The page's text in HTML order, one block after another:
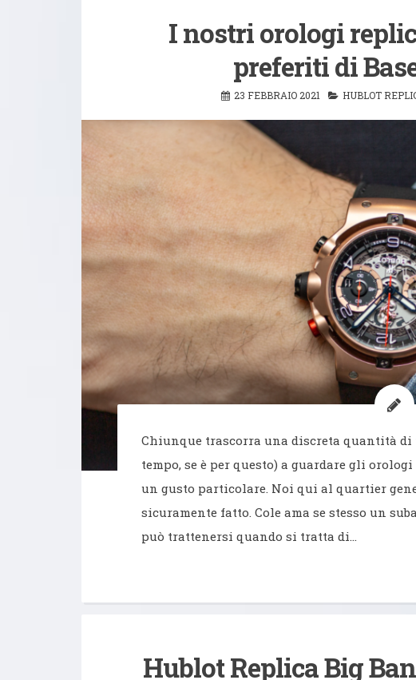
I nostri orologi
preferiti di
23 FEBBRAIO 2021 HUBLOT
Chiunque trascorra una discreta quantità
tempo, se è per questo) a guardare gli
un gusto particolare. Noi qui al quartier
sicuramente fatto. Cole ama se stesso un
può trattenersi quando si tratta di…
Hublot Replica Big